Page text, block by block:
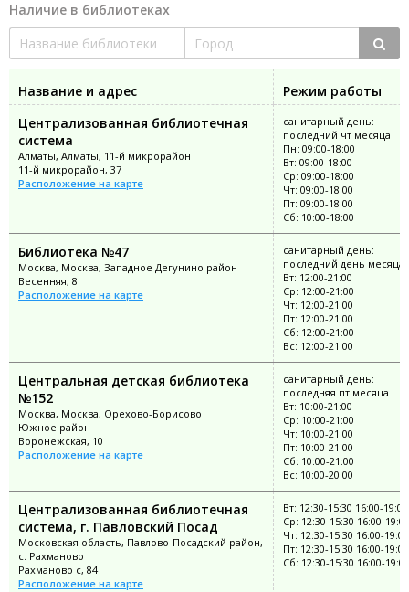
Наличие в библиотеках
Название и адрес
Режим работы
Централизованная библиотечная
система
Алматы, Алматы, 11-й микрорайон
11-й микрорайон, 37
Расположение на карте
санитарный день:
последний чт месяца
Пн: 09:00-18:00
Вт: 09:00-18:00
Ср: 09:00-18:00
Чт: 09:00-18:00
Пт: 09:00-18:00
Сб: 10:00-18:00
Библиотека №47
Москва, Москва, Западное Дегунино район
Весенняя, 8
Расположение на карте
санитарный день:
последний день месяца
Вт: 12:00-21:00
Ср: 12:00-21:00
Чт: 12:00-21:00
Пт: 12:00-21:00
Сб: 12:00-21:00
Вс: 12:00-21:00
Центральная детская библиотека
№152
Москва, Москва, Орехово-Борисово
Южное район
Воронежская, 10
Расположение на карте
санитарный день:
последняя пт месяца
Вт: 10:00-21:00
Ср: 10:00-21:00
Чт: 10:00-21:00
Пт: 10:00-21:00
Сб: 10:00-21:00
Вс: 10:00-20:00
Централизованная библиотечная
система, г. Павловский Посад
Московская область, Павлово-Посадский район,
с. Рахманово
Рахманово с, 84
Расположение на карте
Вт: 12:30-15:30 16:00-19:00
Ср: 12:30-15:30 16:00-19:00
Чт: 12:30-15:30 16:00-19:00
Пт: 12:30-15:30 16:00-19:00
Сб: 12:30-15:30 16:00-19:00